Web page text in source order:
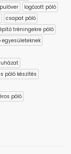
logózott póló
csapat póló
tréningekre póló
egyesületeknek
póló készítés
póló